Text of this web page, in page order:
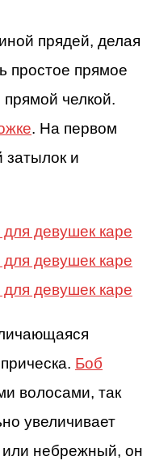
прядей, делая
простое прямое
прямой челкой.
. На первом
затылок и
Боб
волосами, так
увеличивает
или небрежный, он